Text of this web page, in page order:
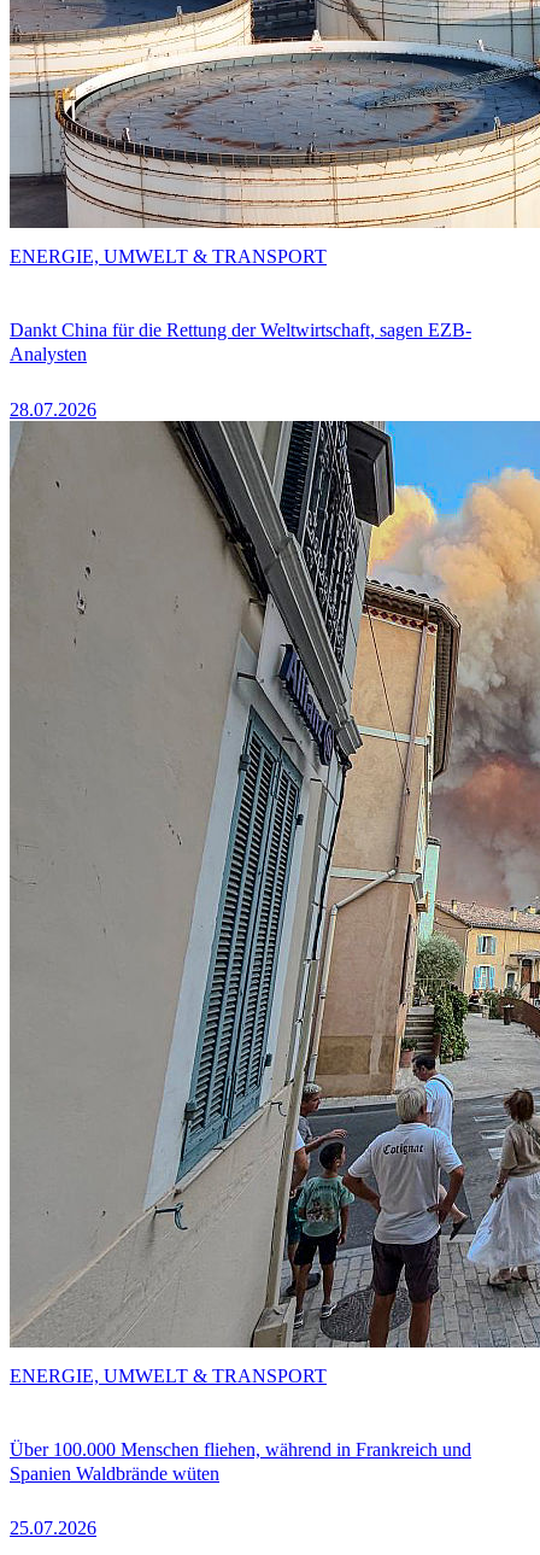
Dankt China für die Rettung der Weltwirtschaft, sagen EZB-
Analysten
28.07.2026
ENERGIE, UMWELT & TRANSPORT
Über 100.000 Menschen fliehen, während in Frankreich und
Spanien Waldbrände wüten
25.07.2026
ENERGIE, UMWELT & TRANSPORT